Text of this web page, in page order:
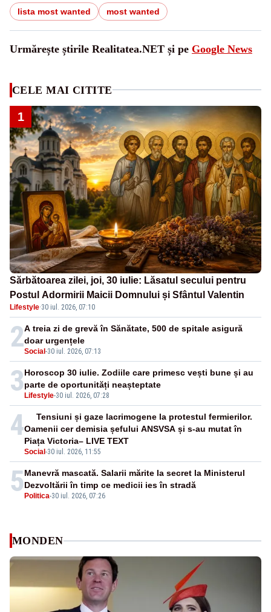
lista most wanted most wanted
Urmărește știrile Realitatea.NET și pe Google News
CELE MAI CITITE
1
Sărbătoarea zilei, joi, 30 iulie: Lăsatul secului pentru
Postul Adormirii Maicii Domnului și Sfântul Valentin
Lifestyle·30 iul. 2026, 07:10
2Social -30 iul. 2026, 07:13
A treia zi de grevă în Sănătate, 500 de spitale asigură
doar urgențele
3 Lifestyle-30 iul. 2026, 07:28
Horoscop 30 iulie. Zodiile care primesc vești bune și au
parte de oportunități neașteptate
4
Social -30 iul. 2026, 11:55
Tensiuni și gaze lacrimogene la protestul fermierilor.
Oamenii cer demisia șefului ANSVSA și s-au mutat în
Piața Victoria– LIVE TEXT
5 Politica-30 iul. 2026, 07:26
Manevră mascată. Salarii mărite la secret la Ministerul
Dezvoltării în timp ce medicii ies în stradă
MONDEN